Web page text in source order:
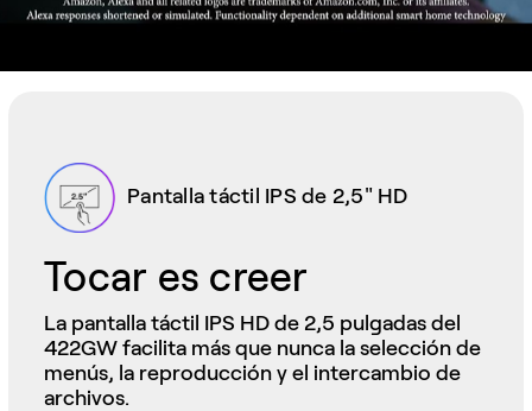
Pantalla táctil IPS de 2,5" HD
Tocar es creer
La pantalla táctil IPS HD de 2,5 pulgadas del
422GW facilita más que nunca la selección de
menús, la reproducción y el intercambio de
archivos.